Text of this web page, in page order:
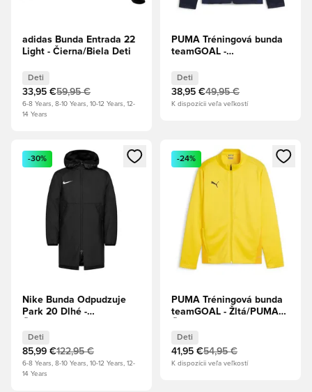
adidas Bunda Entrada 22
Light - Čierna/Biela Deti
Deti
33,95 €59,95 €
6-8 Years, 8-10 Years, 10-12 Years, 12-
14 Years
PUMA Tréningová bunda
teamGOAL -
Deti
Deti
38,95 €49,95 €
K dispozícii veľa veľkostí
Otvorí modál na prihlásenie alebo registráciu ako člen
-30%
Nike Bunda Odpudzuje
Park 20 Dlhé -
Deti
85,99 €122,95 €
6-8 Years, 8-10 Years, 10-12 Years, 12-
14 Years
Otvorí modál na prihlásenie
-24%
PUMA Tréningová bunda
teamGOAL - Žltá/PUMA
Deti
41,95 €54,95 €
K dispozícii veľa veľkostí